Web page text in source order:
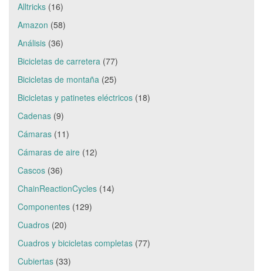
Alltricks (16)
Amazon (58)
Análisis (36)
Bicicletas de carretera (77)
Bicicletas de montaña (25)
Bicicletas y patinetes eléctricos (18)
Cadenas (9)
Cámaras (11)
Cámaras de aire (12)
Cascos (36)
ChainReactionCycles (14)
Componentes (129)
Cuadros (20)
Cuadros y bicicletas completas (77)
Cubiertas (33)